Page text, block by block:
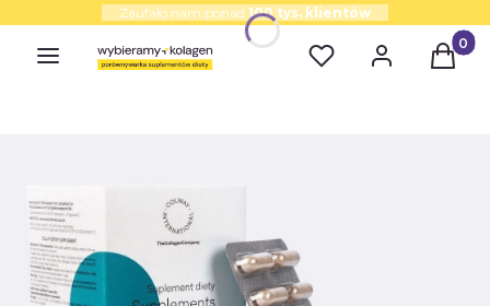
Zaufało nam ponad 100 tys. klientów